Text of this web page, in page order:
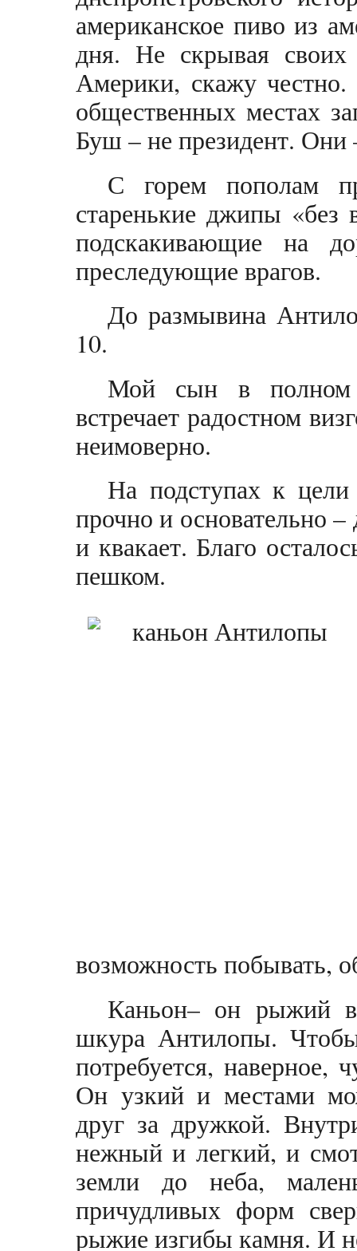
американское пиво из
дня. Не скрывая своих
Америки, скажу честно.
общественных местах
Буш – не президент. Они
С горем пополам
старенькие джипы «без
подскакивающие на
преследующие врагов.
До размывина
10.
Мой сын в полном
встречает радостном
неимоверно.
На подступах к цели
прочно и основательно
и квакает. Благо
пешком.
возможность побывать,
Каньон– он рыжий
шкура Антилопы.
потребуется, наверное,
Он узкий и местами
друг за дружкой.
нежный и легкий, и
земли до неба,
причудливых форм
рыжие изгибы камня. И